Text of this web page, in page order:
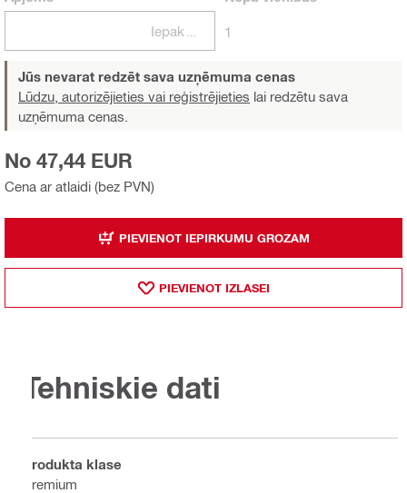
1
Jūs nevarat redzēt sava uzņēmuma cenas
Lūdzu, autorizējieties vai reģistrējieties lai redzētu sava
uzņēmuma cenas.
Cena ar atlaidi (bez PVN)
No 47,44 EUR
PIEVIENOT IEPIRKUMU GROZAM
PIEVIENOT IZLASEI
Tehniskie dati
Produkta klase
Premium